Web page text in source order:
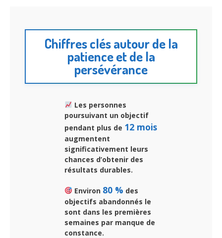
Chiffres clés autour de la
patience et de la
persévérance
Les personnes
poursuivant un objectif
pendant plus de 12 mois
augmentent
significativement leurs
chances d’obtenir des
résultats durables.
Environ 80 % des
objectifs abandonnés le
sont dans les premières
semaines par manque de
constance.